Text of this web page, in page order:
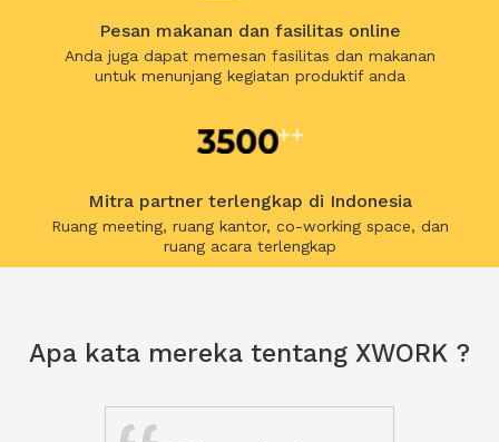
Pesan makanan dan fasilitas online
Anda juga dapat memesan fasilitas dan makanan
untuk menunjang kegiatan produktif anda
Mitra partner terlengkap di Indonesia
Ruang meeting, ruang kantor, co-working space, dan
ruang acara terlengkap
Apa kata mereka tentang XWORK ?